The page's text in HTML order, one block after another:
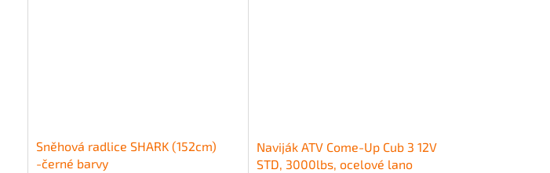
Sněhová radlice SHARK (152cm)
-černé barvy
Naviják ATV Come-Up Cub 3 12V
STD, 3000lbs, ocelové lano